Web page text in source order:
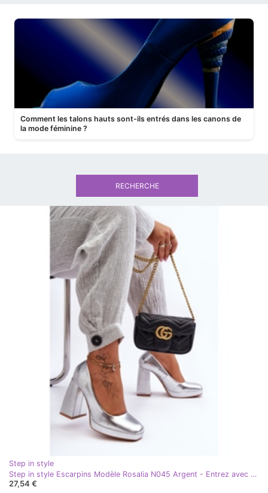
Comment les talons hauts sont-ils entrés dans les canons de
la mode féminine ?
Step in style
Step in style Escarpins Modèle Rosalia N045 Argent - Entrez avec style gris
27,54 €
RECHERCHE